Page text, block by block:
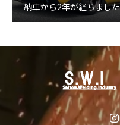
納車から2年が経ちました